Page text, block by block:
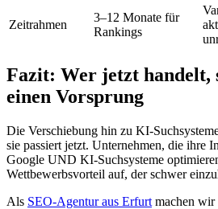
Zeitrahmen
3–12 Monate für
Rankings
Fazit: Wer jetzt handelt,
einen Vorsprung
Die Verschiebung hin zu KI-
sie passiert jetzt. Unternehmen, die ihre
Google UND KI-Suchsysteme
Wettbewerbsvorteil auf, der schwer
Als SEO-Agentur aus Erfurt machen wir